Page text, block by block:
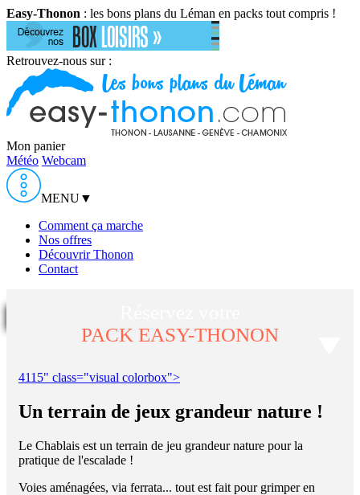
Easy-Thonon : les bons plans du Léman en packs tout compris !
Retrouvez-nous sur :
Mon panier
Météo Webcam
MENU▼
Comment ça marche
Nos offres
Découvrir Thonon
Contact
PACK EASY-THONON
4115" class="visual colorbox">
Un terrain de jeux grandeur nature !
Le Chablais est un terrain de jeu grandeur nature pour la
pratique de l'escalade !
Voies aménagées, via ferrata... tout est fait pour grimper en